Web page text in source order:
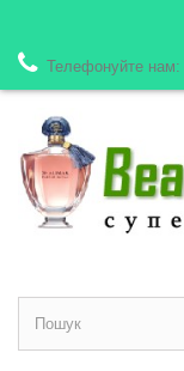
Телефонуйте нам: